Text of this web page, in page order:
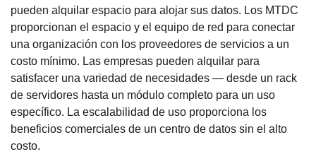
pueden alquilar espacio para alojar sus datos. Los MTDC
proporcionan el espacio y el equipo de red para conectar
una organización con los proveedores de servicios a un
costo mínimo. Las empresas pueden alquilar para
satisfacer una variedad de necesidades — desde un rack
de servidores hasta un módulo completo para un uso
específico. La escalabilidad de uso proporciona los
beneficios comerciales de un centro de datos sin el alto
costo.